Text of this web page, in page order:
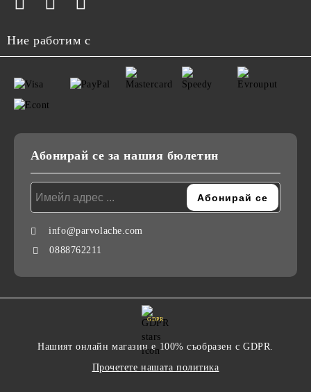
Ние работим с
Абонирай се за нашия бюлетин
info@parvolache.com
0888762211
GDPR
Нашият онлайн магазин е 100% съобразен с GDPR.
Прочетете нашата политика